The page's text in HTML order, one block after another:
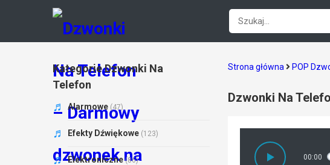
Strona główna POP
Dzwonki Na
00:00
Kategorie Dzwonki Na
Telefon
Alarmowe (47)
Efekty Dźwiękowe (123)
Elektroniczne (86)